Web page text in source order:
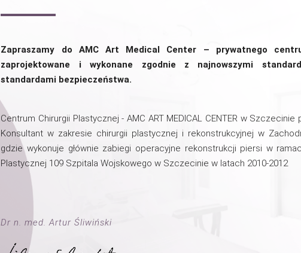
Zapraszamy do AMC Art Medical Center – prywatnego
zaprojektowane i wykonane zgodnie z najnowszymi
standardami bezpieczeństwa.
Centrum Chirurgii Plastycznej - AMC ART MEDICAL CENTER w
Konsultant w zakresie chirurgii plastycznej i rekonstrukcyjnej w
gdzie wykonuje głównie zabiegi operacyjne rekonstrukcji piersi w
Plastycznej 109 Szpitala Wojskowego w Szczecinie w latach 2010-2012
Dr n. med. Artur Śliwiński